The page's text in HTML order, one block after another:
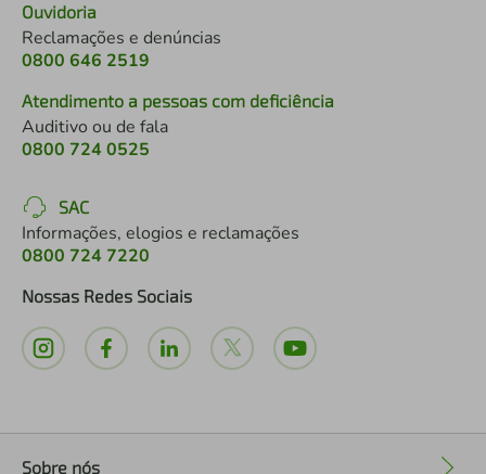
Ouvidoria
Reclamações e denúncias
0800 646 2519
Atendimento a pessoas com deficiência
Auditivo ou de fala
0800 724 0525
SAC
Informações, elogios e reclamações
0800 724 7220
Nossas Redes Sociais
Sobre nós